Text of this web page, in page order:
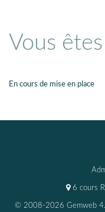
Vous
En cours de mise en place
6 cours
© 2008-2026 Gemweb